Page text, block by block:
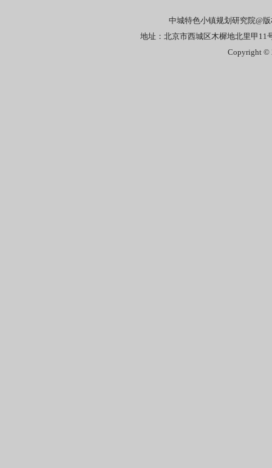
中城特色小镇规划研究院@
地址：北京市西城区木樨地北里甲11
Copyright ©